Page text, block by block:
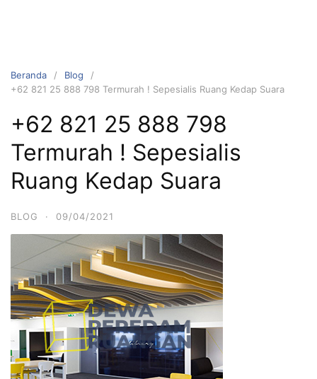
Beranda
Blog
+62 821 25 888 798 Termurah ! Sepesialis Ruang Kedap Suara
+62 821 25 888 798
Termurah ! Sepesialis
Ruang Kedap Suara
BLOG · 09/04/2021